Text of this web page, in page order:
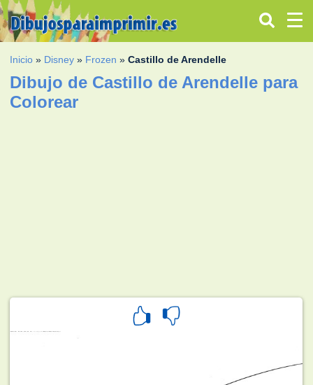
Inicio » Disney » Frozen »Castillo de Arendelle
Dibujo de Castillo de Arendelle para
Colorear